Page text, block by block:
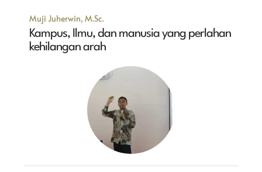
Muji Juherwin, M.Sc.
Kampus, Ilmu, dan manusia yang perlahan
kehilangan arah